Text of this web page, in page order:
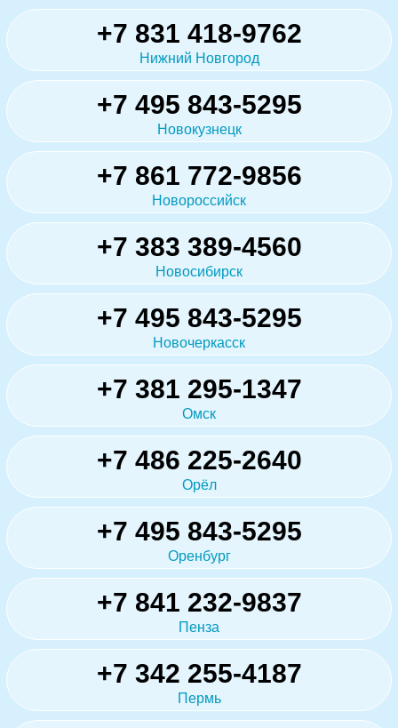
+7 831 418-9762
Нижний Новгород
+7 495 843-5295
Новокузнецк
+7 861 772-9856
Новороссийск
+7 383 389-4560
Новосибирск
+7 495 843-5295
Новочеркасск
+7 381 295-1347
Омск
+7 486 225-2640
Орёл
+7 495 843-5295
Оренбург
+7 841 232-9837
Пенза
+7 342 255-4187
Пермь